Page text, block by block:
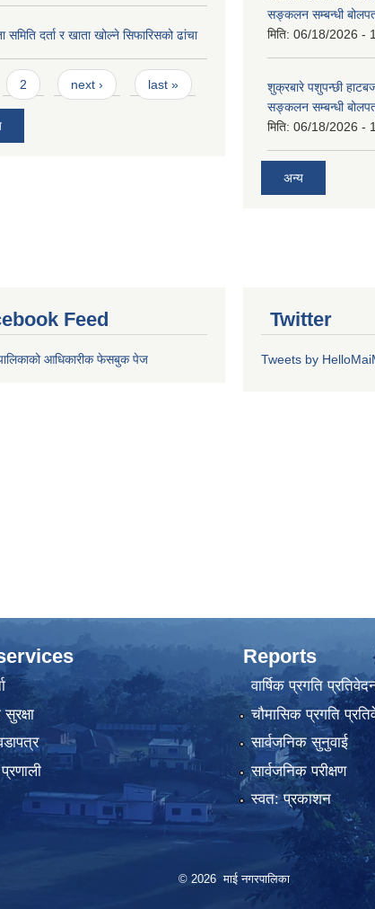
समिति दर्ता र खाता खोल्ने सिफारिसको ढांचा
2 next › last »
सङ्कलन सम्बन्धी
मिति: 06/18/2026 -
शुक्रबारे पशुपन्छी
सङ्कलन सम्बन्धी
मिति: 06/18/2026 -
अन्य
Feed
आधिकारीक फेसबुक पेज
Twitter
Tweets by
Reports
वार्षिक प्रगति
चौमासिक प्रगति
सार्वजनिक सुनुवाई
सार्वजनिक परीक्षण
स्वत: प्रकाशन
© 2026 माई नगरपालिका